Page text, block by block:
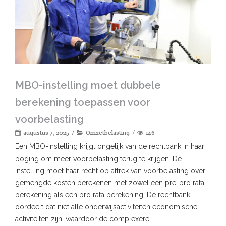
MBO-instelling moet dubbele
berekening toepassen voor
voorbelasting
augustus 7, 2025 Omzetbelasting 146
Een MBO-instelling krijgt ongelijk van de rechtbank in haar
poging om meer voorbelasting terug te krijgen. De
instelling moet haar recht op aftrek van voorbelasting over
gemengde kosten berekenen met zowel een pre-pro rata
berekening als een pro rata berekening. De rechtbank
oordeelt dat niet alle onderwijsactiviteiten economische
activiteiten zijn, waardoor de complexere